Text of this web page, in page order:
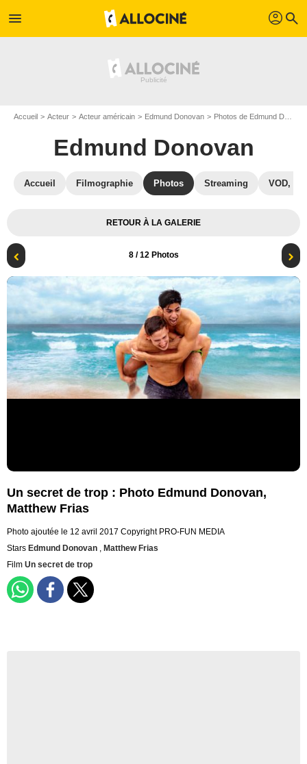
menu profil search
Accueil Acteur Acteur américain Edmund Donovan Photos de Edmund Donovan
Edmund Donovan
Accueil Filmographie Photos Streaming VOD,
RETOUR À LA GALERIE
8/ 12 Photos
Un secret de trop : Photo Edmund Donovan,
Matthew Frias
Photo ajoutée le 12 avril 2017 Copyright PRO-FUN MEDIA
Stars Edmund Donovan , Matthew Frias
Film Un secret de trop